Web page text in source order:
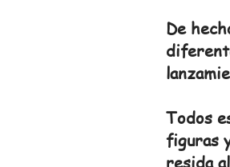
De
Todos
figuras
resida